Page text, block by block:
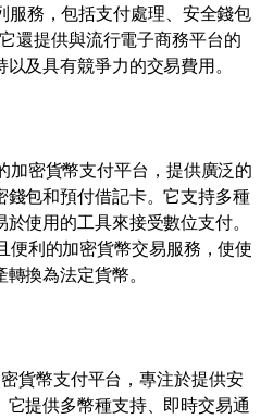
務，包括支付處理、安全錢包
還提供與流行電子商務平台的
及具有競爭力的交易費用。
密貨幣支付平台，提供廣泛的
錢包和預付借記卡。它支持多種
使用的工具來接受數位支付。
利的加密貨幣交易服務，使使
換為法定貨幣。
貨幣支付平台，專注於提供安
提供多幣種支持、即時交易通